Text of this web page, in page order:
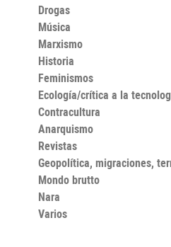
Drogas
Música
Marxismo
Historia
Feminismos
Ecología/crítica a la
Contracultura
Anarquismo
Revistas
Geopolítica, migraciones,
Mondo brutto
Nara
Varios